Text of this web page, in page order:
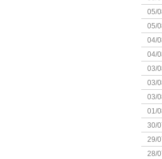
05/
05/
04/
04/
+
03/
03/
03/
01/
30/
29/
28/